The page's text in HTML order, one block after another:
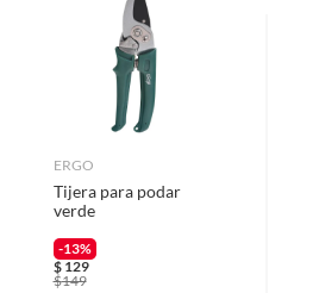
Herramientas para jardinería
Aspersores y Pistolas de Riego
ERGO
Tijera para podar
verde
-13%
$129
$149